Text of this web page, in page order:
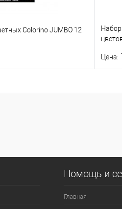
Colorino JUMBO 12
Цена:
Помощь и
Главная